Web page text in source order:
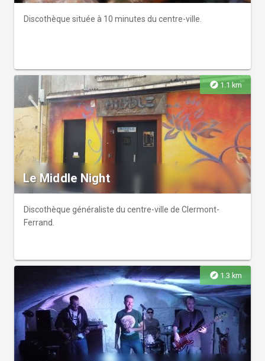
Discothèque située à 10 minutes du centre-ville.
explore 1.1 km
Le Middle Night
Discothèque généraliste du centre-ville de Clermont-
Ferrand.
explore1.3 km